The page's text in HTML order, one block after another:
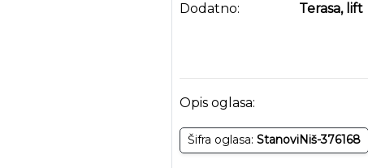
Dodatno:
Terasa, lift
Opis oglasa:
Šifra oglasa: StanoviNiš-376168